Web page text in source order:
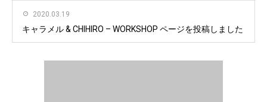
2020.03.19
キャラメル & CHIHIRO – WORKSHOP ページを投稿しました